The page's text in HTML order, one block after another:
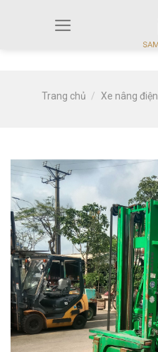
Trang chủ / Xe nâng điện